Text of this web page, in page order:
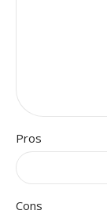
Pros
Cons